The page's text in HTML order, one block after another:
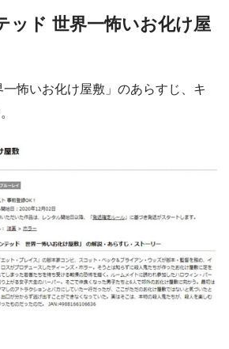
ッド 世界一怖いお化け屋
一怖いお化け屋敷」のあらすじ、キ